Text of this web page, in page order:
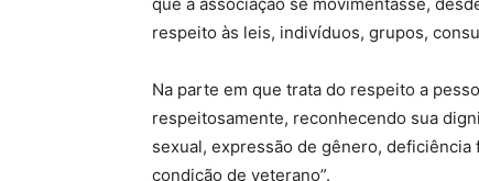
respeito às leis, indivíduos, grupos,
Na parte em que trata do respeito a
respeitosamente, reconhecendo sua
sexual, expressão de gênero,
condição de veterano”.